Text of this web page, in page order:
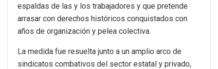
espaldas de las y los trabajadores y que pretende
arrasar con derechos históricos conquistados con
años de organización y pelea colectiva.
La medida fue resuelta junto a un amplio arco de
sindicatos combativos del sector estatal y privado,